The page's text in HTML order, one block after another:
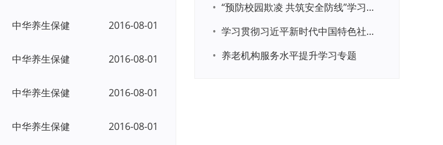
中华养生保健 2016-08-01
中华养生保健 2016-08-01
中华养生保健 2016-08-01
中华养生保健 2016-08-01
•
“预防校园欺凌 共筑安全防线”学习专题
•
学习贯彻习近平新时代中国特色社会主义思想主题教育
• 养老机构服务水平提升学习专题